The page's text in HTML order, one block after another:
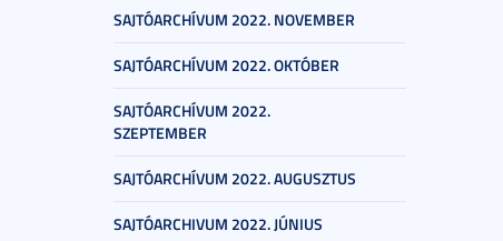
SAJTÓARCHÍVUM 2022. NOVEMBER
SAJTÓARCHÍVUM 2022. OKTÓBER
SAJTÓARCHÍVUM 2022.
SZEPTEMBER
SAJTÓARCHÍVUM 2022. AUGUSZTUS
SAJTÓARCHIVUM 2022. JÚNIUS